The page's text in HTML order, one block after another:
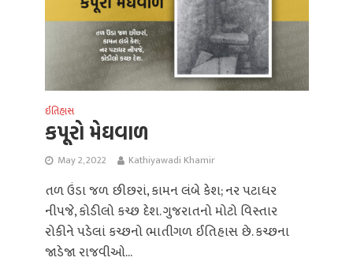
ઈતિહાસ
કપૂરો મેઘવાળ
May 2, 2022 Kathiyawadi Khamir
તળ ઉંડા જળ છીછરાં, કામન લંબે કેશ; નર પટાધર
નીપજે, કોડીલો કચ્છ દેશ. ગુજરાતનો મોટો વિસ્તાર
રોકીને પડેલાં કચ્છનો ભાતીગળ ઈતિહાસ છે. કચ્છના
જાડેજા રાજવીઓ...